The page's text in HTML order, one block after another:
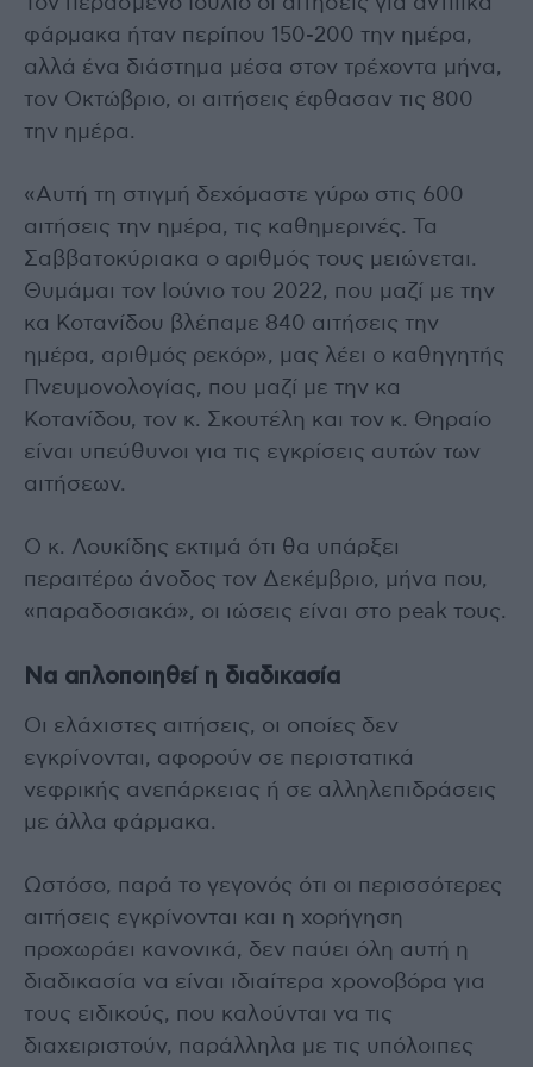
φάρμακα ήταν περίπου 150-200 την ημέρα,
αλλά ένα διάστημα μέσα στον τρέχοντα μήνα,
τον Οκτώβριο, οι αιτήσεις έφθασαν τις 800
την ημέρα.
«Αυτή τη στιγμή δεχόμαστε γύρω στις 600
αιτήσεις την ημέρα, τις καθημερινές. Τα
Σαββατοκύριακα ο αριθμός τους μειώνεται.
Θυμάμαι τον Ιούνιο του 2022, που μαζί με την
κα Κοτανίδου βλέπαμε 840 αιτήσεις την
ημέρα, αριθμός ρεκόρ», μας λέει ο καθηγητής
Πνευμονολογίας, που μαζί με την κα
Κοτανίδου, τον κ. Σκουτέλη και τον κ. Θηραίο
είναι υπεύθυνοι για τις εγκρίσεις αυτών των
αιτήσεων.
Ο κ. Λουκίδης εκτιμά ότι θα υπάρξει
περαιτέρω άνοδος τον Δεκέμβριο, μήνα που,
«παραδοσιακά», οι ιώσεις είναι στο peak τους.
Να απλοποιηθεί η διαδικασία
Οι ελάχιστες αιτήσεις, οι οποίες δεν
εγκρίνονται, αφορούν σε περιστατικά
νεφρικής ανεπάρκειας ή σε αλληλεπιδράσεις
με άλλα φάρμακα.
Ωστόσο, παρά το γεγονός ότι οι περισσότερες
αιτήσεις εγκρίνονται και η χορήγηση
προχωράει κανονικά, δεν παύει όλη αυτή η
διαδικασία να είναι ιδιαίτερα χρονοβόρα για
τους ειδικούς, που καλούνται να τις
διαχειριστούν, παράλληλα με τις υπόλοιπες